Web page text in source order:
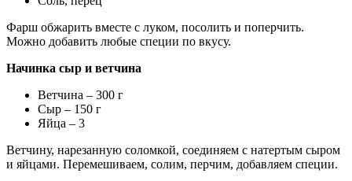
Фарш обжарить вместе с луком, посолить и поперчить.
Можно добавить любые специи по вкусу.
Начинка сыр и ветчина
Ветчина – 300 г
Сыр – 150 г
Яйца – 3
Ветчину, нарезанную соломкой, соединяем с натертым сыром
и яйцами. Перемешиваем, солим, перчим, добавляем специи.